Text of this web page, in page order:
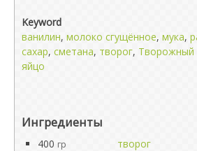
Keyword
ванилин, молоко сгущённое, мука,
сахар, сметана, творог, Творожный
яйцо
Ингредиенты
400 гр
творог